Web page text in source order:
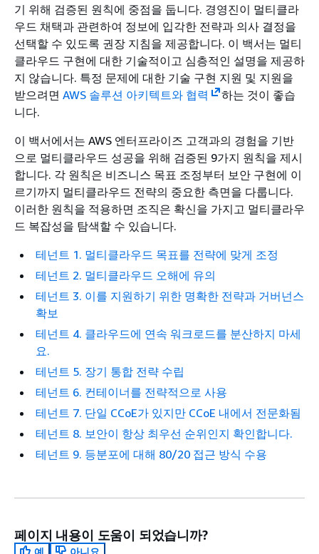
기 위해 검증된 원칙에 중점을 둡니다. 경영진이 멀티클라
우드 채택과 관련하여 정보에 입각한 전략과 의사 결정을
선택할 수 있도록 권장 지침을 제공합니다. 이 백서는 멀티
클라우드 구현에 대한 기술적이고 심층적인 설명을 제공하
지 않습니다. 특정 문제에 대한 기술 구현 지원 및 지원을
받으려면 AWS 솔루션 아키텍트와 협력
하는 것이 좋습
니다.
이 백서에서는 AWS 엔터프라이즈 고객과의 경험을 기반
으로 멀티클라우드 성공을 위해 검증된 9가지 원칙을 제시
합니다. 각 원칙은 비즈니스 목표 조정부터 보안 구현에 이
르기까지 멀티클라우드 전략의 중요한 측면을 다룹니다.
이러한 원칙을 적용하면 조직은 확신을 가지고 멀티클라우
드 복잡성을 탐색할 수 있습니다.
테넌트 1. 멀티클라우드 목표를 전략에 맞게 조정
테넌트 2. 멀티클라우드 오해에 유의
테넌트 3. 이를 지원하기 위한 명확한 전략과 거버넌스
확보
테넌트 4. 클라우드에 연속 워크로드를 분산하지 마세
요.
테넌트 5. 장기 통합 전략 수립
테넌트 6. 컨테이너를 전략적으로 사용
테넌트 7. 단일 CCoE가 있지만 CCoE 내에서 전문화됨
테넌트 8. 보안이 항상 최우선 순위인지 확인합니다.
테넌트 9. 등분포에 대해 80/20 접근 방식 수용
페이지 내용이 도움이 되었습니까?
예
아니요